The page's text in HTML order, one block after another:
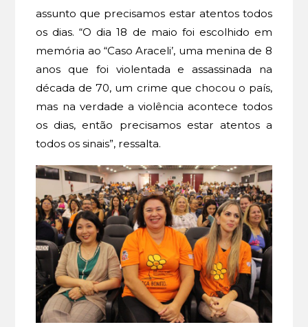
assunto que precisamos estar atentos todos
os dias. “O dia 18 de maio foi escolhido em
memória ao “Caso Araceli’, uma menina de 8
anos que foi violentada e assassinada na
década de 70, um crime que chocou o país,
mas na verdade a violência acontece todos
os dias, então precisamos estar atentos a
todos os sinais”, ressalta.